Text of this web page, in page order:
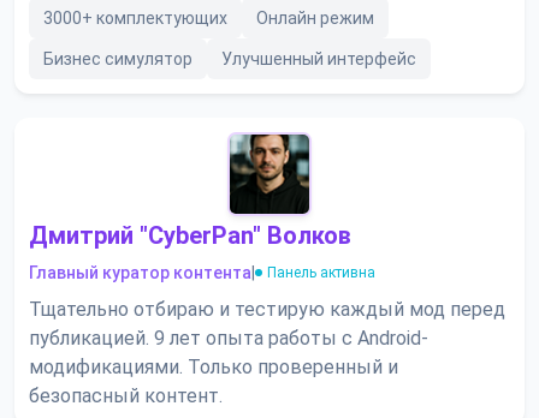
3000+ комплектующих Онлайн режим
Бизнес симулятор Улучшенный интерфейс
Дмитрий "CyberPan" Волков
Главный куратор контента Панель активна
Тщательно отбираю и тестирую каждый мод перед
публикацией. 9 лет опыта работы с Android-
модификациями. Только проверенный и
безопасный контент.